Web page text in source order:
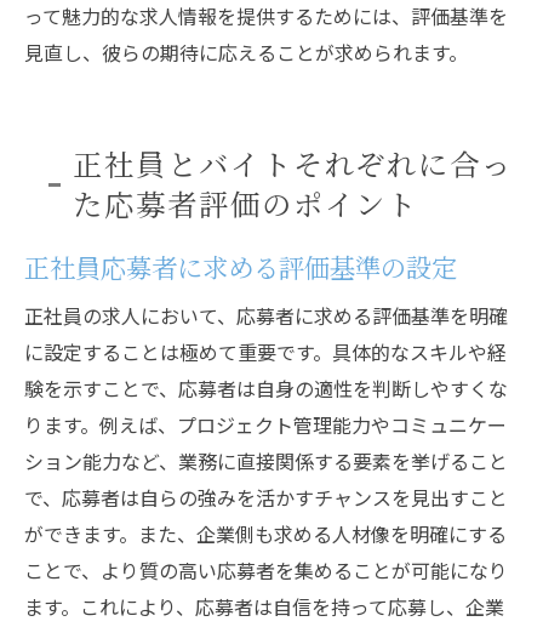
って魅力的な求人情報を提供するためには、評価基準を
見直し、彼らの期待に応えることが求められます。
正社員とバイトそれぞれに合っ
た応募者評価のポイント
正社員応募者に求める評価基準の設定
正社員の求人において、応募者に求める評価基準を明確
に設定することは極めて重要です。具体的なスキルや経
験を示すことで、応募者は自身の適性を判断しやすくな
ります。例えば、プロジェクト管理能力やコミュニケー
ション能力など、業務に直接関係する要素を挙げること
で、応募者は自らの強みを活かすチャンスを見出すこと
ができます。また、企業側も求める人材像を明確にする
ことで、より質の高い応募者を集めることが可能になり
ます。これにより、応募者は自信を持って応募し、企業